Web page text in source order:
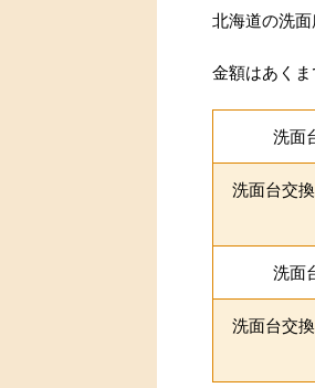
北海道の洗面
金額はあく
洗面
洗面台交
洗面
洗面台交